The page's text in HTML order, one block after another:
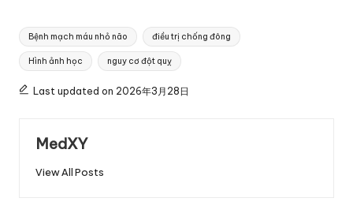
Tags:
Bệnh mạch máu nhỏ não điều trị chống đông
Hình ảnh học nguy cơ đột quỵ
Last updated on 2026年3月28日
MedXY
View All Posts